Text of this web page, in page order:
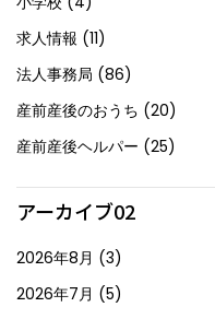
求人情報 (11)
法人事務局 (86)
産前産後のおうち (20)
産前産後ヘルパー (25)
アーカイブ02
2026年8月 (3)
2026年7月 (5)